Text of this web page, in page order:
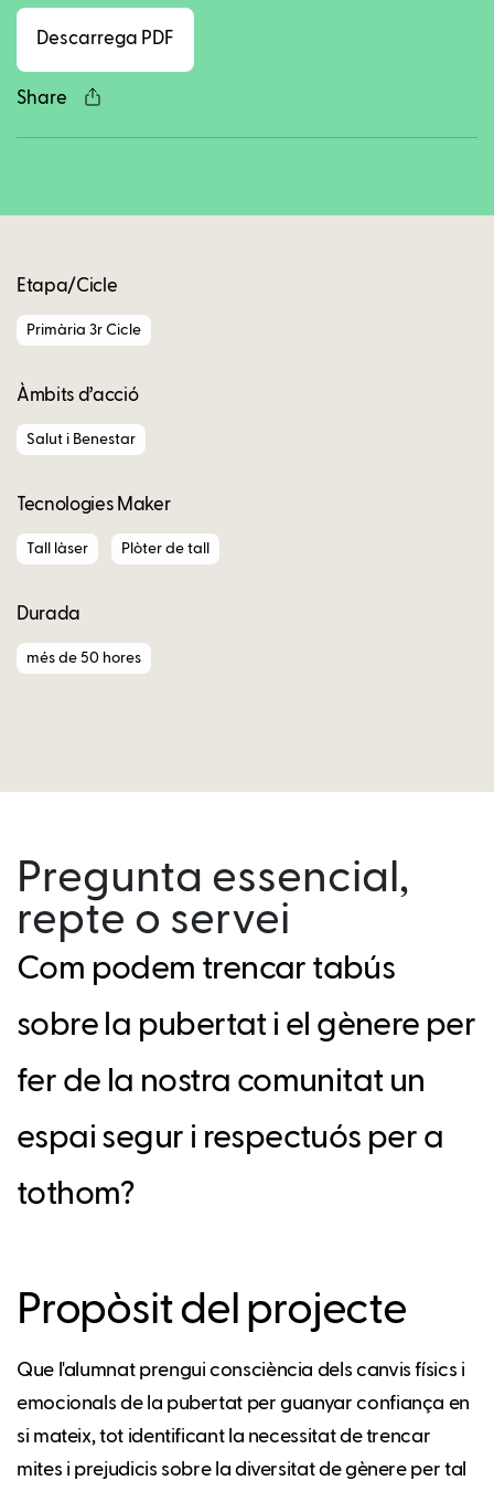
Descarrega PDF
Share
Etapa/Cicle
Primària 3r Cicle
Àmbits d’acció
Salut i Benestar
Tecnologies Maker
Tall làser Plòter de tall
Durada
més de 50 hores
Pregunta essencial,
repte o servei
Com podem trencar tabús
sobre la pubertat i el gènere per
fer de la nostra comunitat un
espai segur i respectuós per a
tothom?
Propòsit del projecte
Que l'alumnat prengui consciència dels canvis físics i
emocionals de la pubertat per guanyar confiança en
si mateix, tot identificant la necessitat de trencar
mites i prejudicis sobre la diversitat de gènere per tal